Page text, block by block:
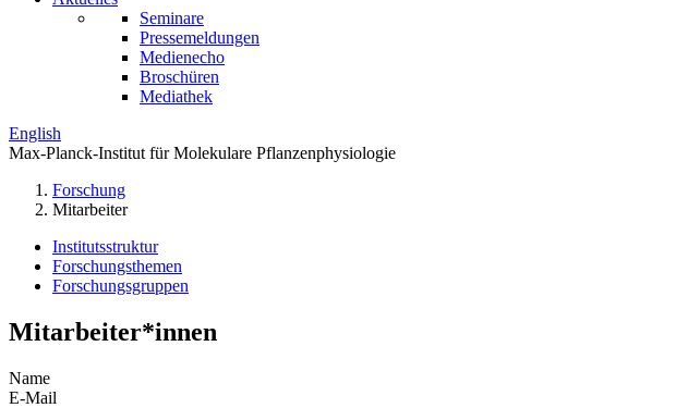
Seminare
Pressemeldungen
Medienecho
Broschüren
Mediathek
English
Max-Planck-Institut für Molekulare Pflanzenphysiologie
Forschung
Mitarbeiter
Institutsstruktur
Forschungsthemen
Forschungsgruppen
Mitarbeiter*innen
Name
E-Mail